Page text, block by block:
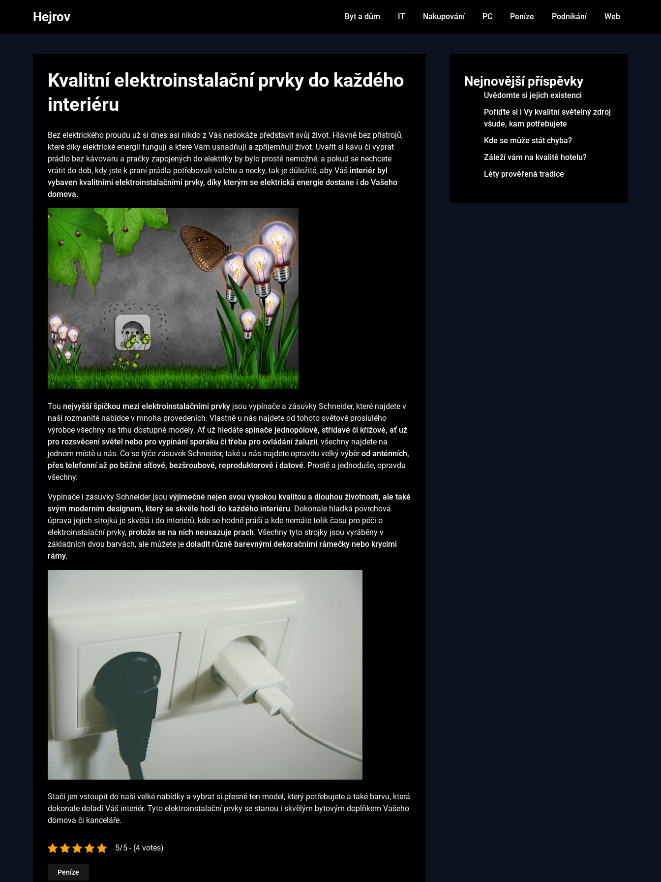
Hejrov Byt a dům IT Nakupování PC Peníze Podnikání Web
Kvalitní elektroinstalační prvky do každého
interiéru
Bez elektrického proudu už si dnes asi nikdo z Vás nedokáže představit svůj život. Hlavně bez přístrojů,
které díky elektrické energii fungují a které Vám usnadňují a zpříjemňují život. Uvařit si kávu či vyprat
prádlo bez kávovaru a pračky zapojených do elektriky by bylo prostě nemožné, a pokud se nechcete
vrátit do dob, kdy jste k praní prádla potřebovali valchu a necky, tak je důležité, aby Váš interiér byl
vybaven kvalitními elektroinstalačními prvky, díky kterým se elektrická energie dostane i do Vašeho
domova.
Tou nejvyšší špičkou mezi elektroinstalačními prvky jsou vypínače a zásuvky Schneider, které najdete v
naší rozmanité nabídce v mnoha provedeních. Vlastně u nás najdete od tohoto světově proslulého
výrobce všechny na trhu dostupné modely. Ať už hledátespínače jednopólové, střídavé či křížové, ať už
pro rozsvěcení světel nebo pro vypínání sporáku či třeba pro ovládání žaluzií, všechny najdete na
jednom místě u nás. Co se týče zásuvek Schneider, také u nás najdete opravdu velký výběrod anténních,
přes telefonní až po běžné síťové, bezšroubové, reproduktorové i datové. Prostě a jednoduše, opravdu
všechny.
Vypínače izásuvky Schneiderjsouvýjimečné nejen svou vysokou kvalitou a dlouhou životností, ale také
svým moderním designem, který se skvěle hodí do každého interiéru. Dokonale hladká povrchová
úprava jejich strojků je skvělá i do interiérů, kde se hodně práší a kde nemáte tolik času pro péči o
elektroinstalační prvky, protože se na nich neusazuje prach. Všechny tyto strojky jsou vyráběny v
základních dvou barvách, ale můžete jedoladit různě barevnými dekoračními rámečky nebo krycími
rámy.
Stačí jen vstoupit do naší velké nabídky a vybrat si přesně ten model, který potřebujete a také barvu, která
dokonale doladí Váš interiér. Tyto elektroinstalační prvky se stanou i skvělým bytovým doplňkem Vašeho
domova či kanceláře.
5/5 - (4 votes)
Peníze
Nejnovější příspěvky
Uvědomte si jejich existenci
Pořiďte si i Vy kvalitní světelný zdroj
všude, kam potřebujete
Kde se může stát chyba?
Záleží vám na kvalitě hotelu?
Léty prověřená tradice